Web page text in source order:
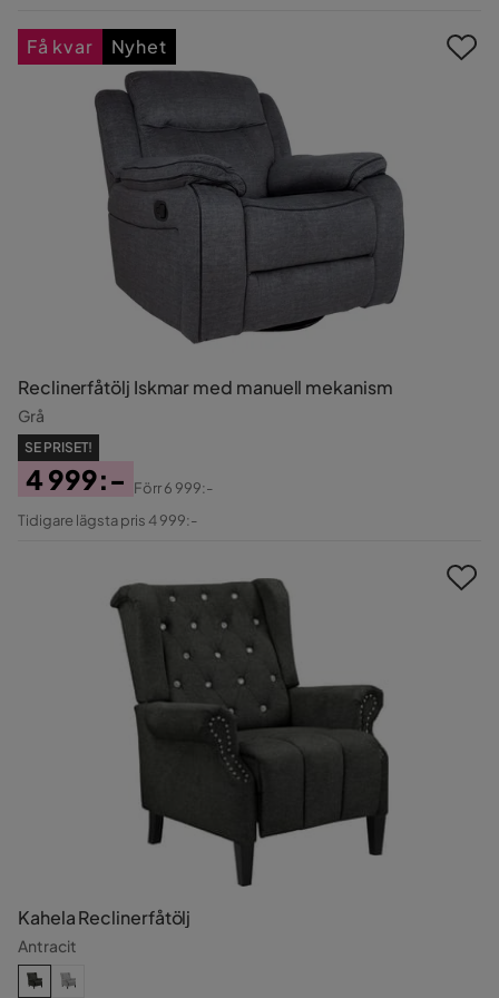
Reclinerfåtölj Iskmar med manuell mekanism
Grå
SE PRISET!
Pris
4 999:-
Original
Förr6 999:-
Tidigare lägsta pris 4 999:-
Få kvar Nyhet
Kahela Reclinerfåtölj
Antracit